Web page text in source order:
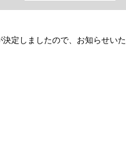
定しましたので、お知らせいた